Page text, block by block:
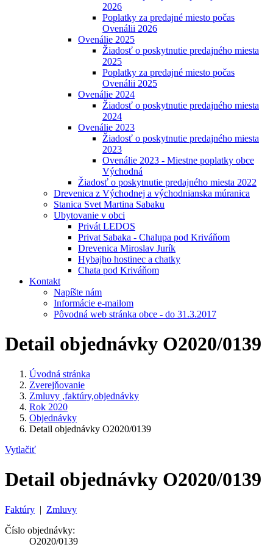
2026
Poplatky za predajné miesto počas
Ovenálii 2026
Ovenálie 2025
Žiadosť o poskytnutie predajného miesta
2025
Poplatky za predajné miesto počas
Ovenálii 2025
Ovenálie 2024
Žiadosť o poskytnutie predajného miesta
2024
Ovenálie 2023
Žiadosť o poskytnutie predajného miesta
2023
Ovenálie 2023 - Miestne poplatky obce
Východná
Žiadosť o poskytnutie predajného miesta 2022
Drevenica z Východnej a východnianska múranica
Stanica Svet Martina Sabaku
Ubytovanie v obci
Privát LEDOS
Privat Sabaka - Chalupa pod Kriváňom
Drevenica Miroslav Jurík
Hybajho hostinec a chatky
Chata pod Kriváňom
Kontakt
Napíšte nám
Informácie e-mailom
Pôvodná web stránka obce - do 31.3.2017
Detail objednávky O2020/0139
Úvodná stránka
Zverejňovanie
Zmluvy ,faktúry,objednávky
Rok 2020
Objednávky
Detail objednávky O2020/0139
Vytlačiť
Detail objednávky O2020/0139
Faktúry | Zmluvy
Číslo objednávky:
O2020/0139